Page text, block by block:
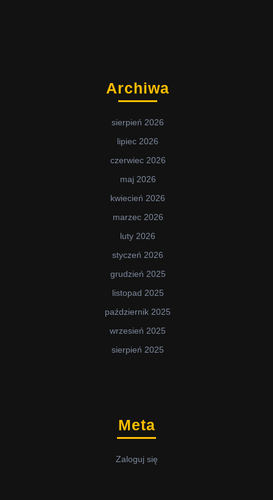
Archiwa
sierpień 2026
lipiec 2026
czerwiec 2026
maj 2026
kwiecień 2026
marzec 2026
luty 2026
styczeń 2026
grudzień 2025
listopad 2025
październik 2025
wrzesień 2025
sierpień 2025
Meta
Zaloguj się